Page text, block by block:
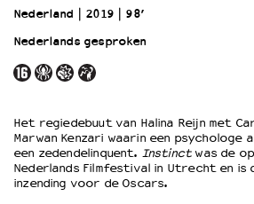
OVER LANTARENVENSTER
Wat we doen
Word vriend
Historie
Partners
Nederland
2019
98’
Nederlands gesproken
Het regiedebuut van Halina Reijn met
Marwan Kenzari waarin een psychologe
een zedendelinquent. Instinctwas de
Nederlands Filmfestival in Utrecht en is
inzending voor de Oscars.